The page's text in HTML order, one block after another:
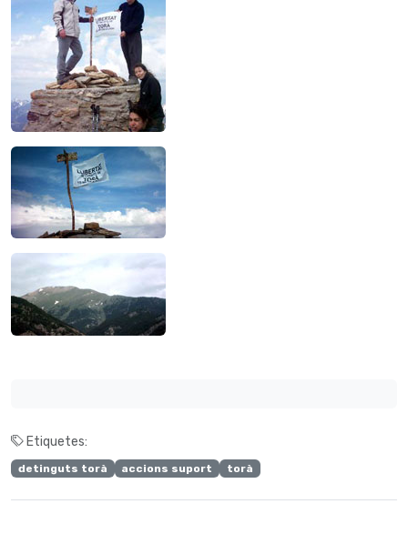
Etiquetes:
detinguts torà accions suport torà